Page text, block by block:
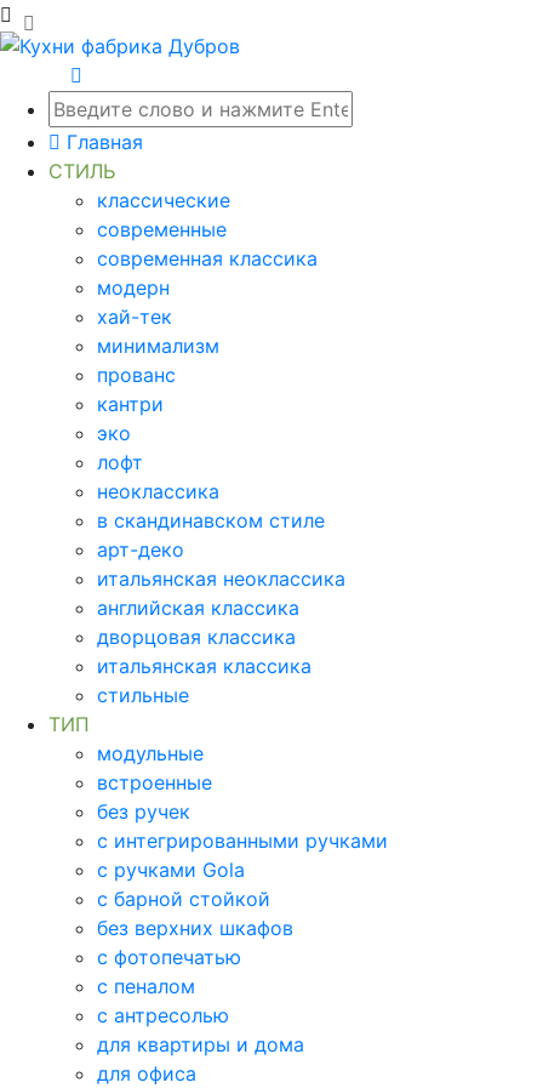
Главная
СТИЛЬ
классические
современные
современная классика
модерн
хай-тек
минимализм
прованс
кантри
эко
лофт
неоклассика
в скандинавском стиле
арт-деко
итальянская неоклассика
английская классика
дворцовая классика
итальянская классика
стильные
ТИП
модульные
встроенные
без ручек
с интегрированными ручками
с ручками Gola
с барной стойкой
без верхних шкафов
с фотопечатью
с пеналом
с антресолью
для квартиры и дома
для офиса